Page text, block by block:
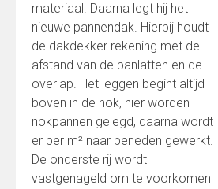
materiaal. Daarna legt hij het
nieuwe pannendak. Hierbij houdt
de dakdekker rekening met de
afstand van de panlatten en de
overlap. Het leggen begint altijd
boven in de nok, hier worden
nokpannen gelegd, daarna wordt
er per m² naar beneden gewerkt.
De onderste rij wordt
vastgenageld om te voorkomen